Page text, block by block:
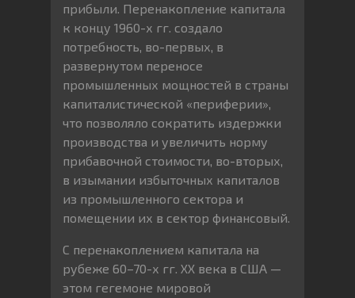
прибыли. Перенакопление капитала
к концу 1960-х гг. создало
потребность, во-первых, в
развернутом переносе
промышленных мощностей в страны
капиталистической «периферии»,
что позволяло сократить издержки
производства и увеличить норму
прибавочной стоимости, во-вторых,
в изымании избыточных капиталов
из промышленного сектора и
помещении их в сектор финансовый.
С перенакоплением капитала на
рубеже 60–70-х гг. XX века в США —
этом гегемоне мировой